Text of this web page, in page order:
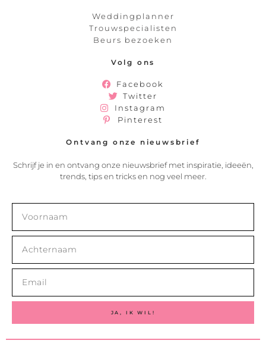
Weddingplanner
Trouwspecialisten
Beurs bezoeken
Volg ons
Facebook
Twitter
Instagram
Pinterest
Ontvang onze nieuwsbrief
Schrijf je in en ontvang onze nieuwsbrief met inspiratie, ideeën,
trends, tips en tricks en nog veel meer.
JA, IK WIL!